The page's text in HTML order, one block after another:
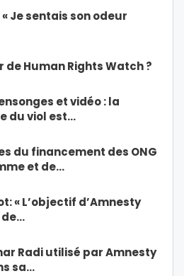
Je sentais son odeur
de Human Rights Watch ?
et vidéo : la
du viol est…
du financement des ONG
et de…
« L’objectif d’Amnesty
Radi utilisé par Amnesty
sa…